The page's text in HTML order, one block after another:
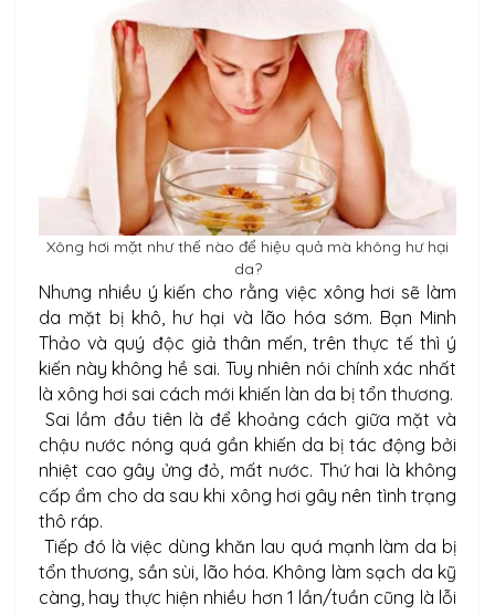
Xông hơi mặt như thế nào để hiệu quả mà không hư hại
da?
Nhưng nhiều ý kiến cho rằng việc xông hơi sẽ làm
da mặt bị khô, hư hại và lão hóa sớm. Bạn Minh
Thảo và quý độc giả thân mến, trên thực tế thì ý
kiến này không hề sai. Tuy nhiên nói chính xác nhất
là xông hơi sai cách mới khiến làn da bị tổn thương.
Sai lầm đầu tiên là để khoảng cách giữa mặt và
chậu nước nóng quá gần khiến da bị tác động bởi
nhiệt cao gây ửng đỏ, mất nước. Thứ hai là không
cấp ẩm cho da sau khi xông hơi gây nên tình trạng
thô ráp.
Tiếp đó là việc dùng khăn lau quá mạnh làm da bị
tổn thương, sần sùi, lão hóa. Không làm sạch da kỹ
càng, hay thực hiện nhiều hơn 1 lần/tuần cũng là lỗi